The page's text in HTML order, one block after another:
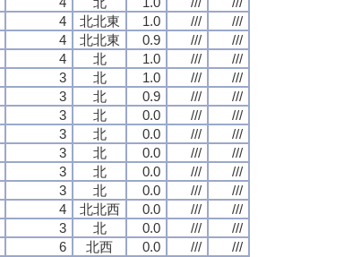
4 北北東 1.0 ///
///
4 北北東 0.9 ///
///
4 北 1.0 ///
///
3 北 1.0 ///
///
3 北 0.9 ///
///
3 北 0.0 ///
///
3 北 0.0 ///
///
3 北 0.0 ///
///
3 北 0.0 ///
///
3 北 0.0 ///
///
4 北北西 0.0 ///
///
3 北 0.0 ///
///
6 北西 0.0 /// ///